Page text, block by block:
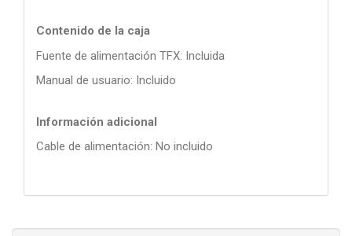
Contenido de la caja
Fuente de alimentación TFX: Incluida
Manual de usuario: Incluido
Información adicional
Cable de alimentación: No incluido